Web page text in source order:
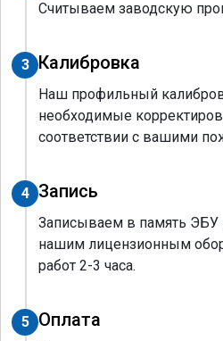
Считываем заводскую
3 Калибровка
Наш профильный
необходимые
соответствии с вашими
4 Запись
Записываем в память
нашим лицензионным
работ 2-3 часа.
5 Оплата